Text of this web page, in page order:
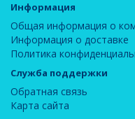
Информация
Общая информация о
Информация о доставке
Политика
Служба поддержки
Обратная связь
Карта сайта